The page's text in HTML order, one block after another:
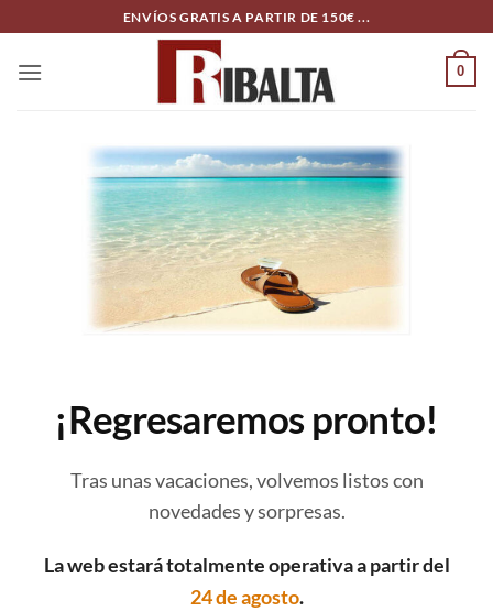
to
content
ENVÍOS GRATIS A PARTIR DE 150€ ...
0
¡Regresaremos pronto!
Tras unas vacaciones, volvemos listos con
novedades y sorpresas.
La web estará totalmente operativa a partir del
24 de agosto.